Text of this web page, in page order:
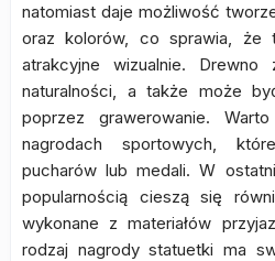
natomiast daje możliwość
oraz kolorów, co sprawia, że
atrakcyjne wizualnie.
naturalności, a także może
poprzez grawerowanie.
nagrodach sportowych,
pucharów lub medali. W
popularnością cieszą się
wykonane z materiałów
rodzaj nagrody statuetki ma